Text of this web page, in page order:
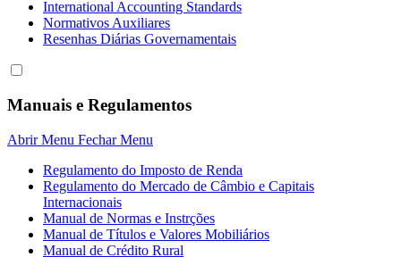
International Accounting Standards
Normativos Auxiliares
Resenhas Diárias Governamentais
Manuais e Regulamentos
Abrir Menu Fechar Menu
Regulamento do Imposto de Renda
Regulamento do Mercado de Câmbio e Capitais
Internacionais
Manual de Normas e Instrções
Manual de Títulos e Valores Mobiliários
Manual de Crédito Rural